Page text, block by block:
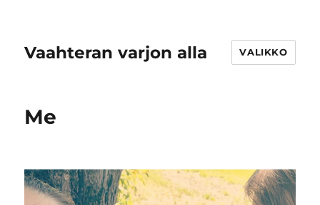
Vaahteran varjon alla VALIKKO
Me